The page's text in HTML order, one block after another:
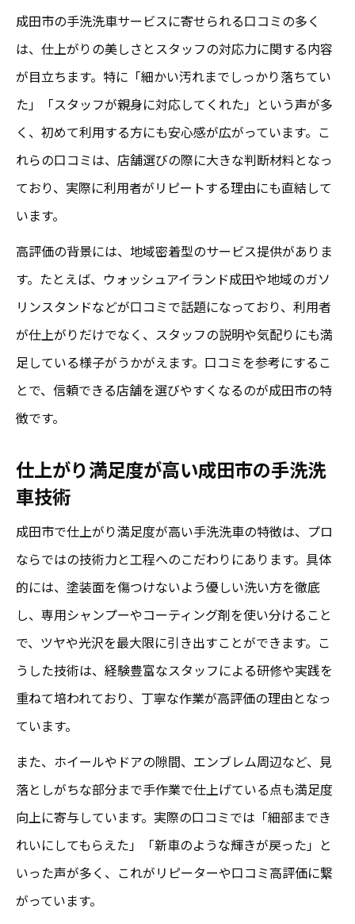
成田市の手洗洗車サービスに寄せられる口コミの多く
は、仕上がりの美しさとスタッフの対応力に関する内容
が目立ちます。特に「細かい汚れまでしっかり落ちてい
た」「スタッフが親身に対応してくれた」という声が多
く、初めて利用する方にも安心感が広がっています。こ
れらの口コミは、店舗選びの際に大きな判断材料となっ
ており、実際に利用者がリピートする理由にも直結して
います。
高評価の背景には、地域密着型のサービス提供がありま
す。たとえば、ウォッシュアイランド成田や地域のガソ
リンスタンドなどが口コミで話題になっており、利用者
が仕上がりだけでなく、スタッフの説明や気配りにも満
足している様子がうかがえます。口コミを参考にするこ
とで、信頼できる店舗を選びやすくなるのが成田市の特
徴です。
仕上がり満足度が高い成田市の手洗洗
車技術
成田市で仕上がり満足度が高い手洗洗車の特徴は、プロ
ならではの技術力と工程へのこだわりにあります。具体
的には、塗装面を傷つけないよう優しい洗い方を徹底
し、専用シャンプーやコーティング剤を使い分けること
で、ツヤや光沢を最大限に引き出すことができます。こ
うした技術は、経験豊富なスタッフによる研修や実践を
重ねて培われており、丁寧な作業が高評価の理由となっ
ています。
また、ホイールやドアの隙間、エンブレム周辺など、見
落としがちな部分まで手作業で仕上げている点も満足度
向上に寄与しています。実際の口コミでは「細部までき
れいにしてもらえた」「新車のような輝きが戻った」と
いった声が多く、これがリピーターや口コミ高評価に繋
がっています。